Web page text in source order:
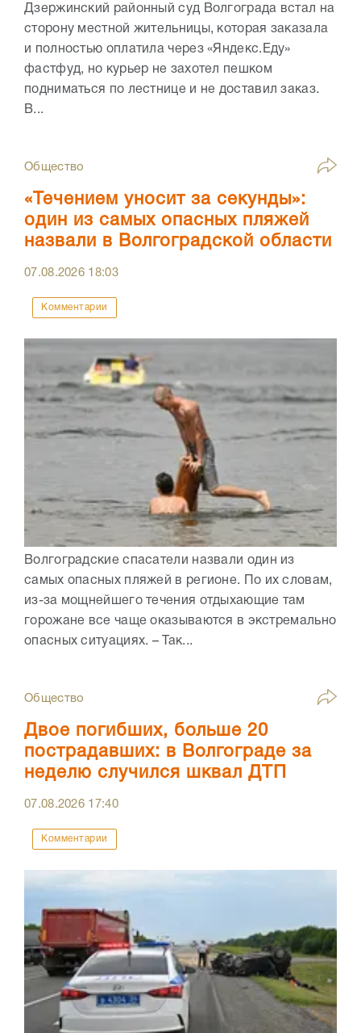
Дзержинский районный суд Волгограда встал на
сторону местной жительницы, которая заказала
и полностью оплатила через «Яндекс.Еду»
фастфуд, но курьер не захотел пешком
подниматься по лестнице и не доставил заказ.
В...
Общество
«Течением уносит за секунды»:
один из самых опасных пляжей
назвали в Волгоградской области
07.08.2026 18:03
Комментарии
Волгоградские спасатели назвали один из
самых опасных пляжей в регионе. По их словам,
из-за мощнейшего течения отдыхающие там
горожане все чаще оказываются в экстремально
опасных ситуациях. – Так...
Общество
Двое погибших, больше 20
пострадавших: в Волгограде за
неделю случился шквал ДТП
07.08.2026 17:40
Комментарии